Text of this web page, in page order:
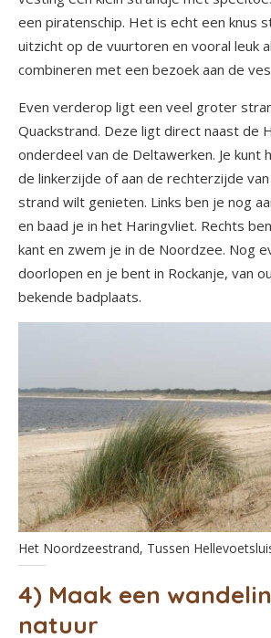
een piratenschip. Het is echt een knus
uitzicht op de vuurtoren en vooral leuk
combineren met een bezoek aan de
Even verderop ligt een veel groter
Quackstrand. Deze ligt direct naast de
onderdeel van de Deltawerken. Je kunt
de linkerzijde of aan de rechterzijde
strand wilt genieten. Links ben je nog
en baad je in het Haringvliet. Rechts
kant en zwem je in de Noordzee. Nog
doorlopen en je bent in Rockanje, van
bekende badplaats.
Het Noordzeestrand, Tussen
4) Maak een
natuur